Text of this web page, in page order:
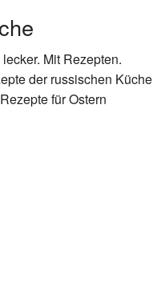
Mit Rezepten.
der russischen Küche
für Ostern